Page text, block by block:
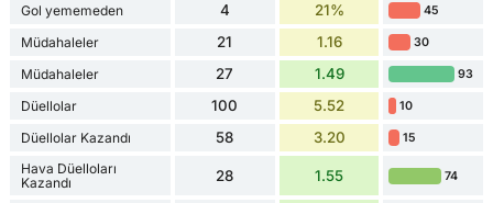
Gol yememeden 4 21% 45
Müdahaleler 21 1.16 30
Müdahaleler 27 1.49 93
Düellolar 100 5.52 10
Düellolar Kazandı 58 3.20 15
Hava Düelloları
Kazandı
28 1.55 74